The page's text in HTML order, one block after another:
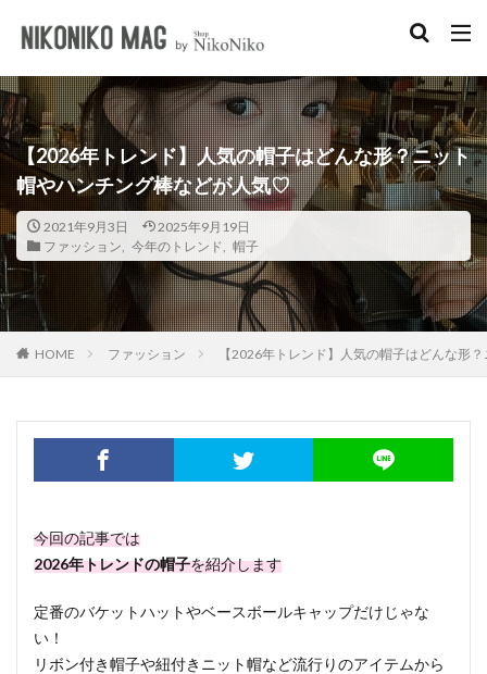
【2026年トレンド】人気の帽子はどんな形？ニット
帽やハンチング棒などが人気♡
2021年9月3日
2025年9月19日
ファッション
今年のトレンド 帽子
HOME ファッション 【2026年トレンド】人気の帽子はどんな形
今回の記事では
2026年トレンドの帽子を紹介します
定番のバケットハットやベースボールキャップだけじゃな
い！
リボン付き帽子や紐付きニット帽など流行りのアイテムから
淡色女子 韓国女子 ショルダーバッグ イエベ プチプラ
カテゴリー
検索